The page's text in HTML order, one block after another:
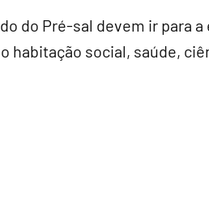
do Pré-sal devem ir para
habitação social, saúde,